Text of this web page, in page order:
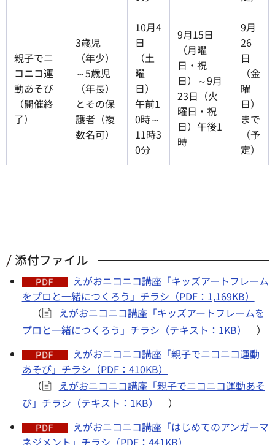
親子でニ
コニコ運
動あそび
（開催終
了）
3歳児
（年少）
～5歳児
（年長）
とその保
護者（複
数名可）
10月4
日
（土
曜
日）
午前1
0時～
11時3
0分
9月15日
（月曜
日・祝
日）～9月
23日（火
曜日・祝
日）午後1
時
9月
26
日
（金
曜
日）
まで
（予
定）
添付ファイル
えがおニコニコ講座「キッズアートフレーム
をプロと一緒につくろう」チラシ（PDF：1,169KB）
（
えがおニコニコ講座「キッズアートフレームを
プロと一緒につくろう」チラシ（テキスト：1KB）
）
えがおニコニコ講座「親子でニコニコ運動
あそび」チラシ（PDF：410KB）
（
えがおニコニコ講座「親子でニコニコ運動あそ
び」チラシ（テキスト：1KB）
）
えがおニコニコ講座「はじめてのアンガーマ
ネジメント」チラシ（PDF：441KB）